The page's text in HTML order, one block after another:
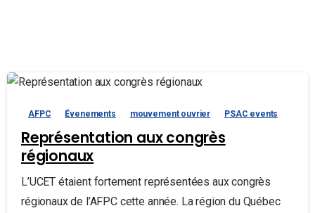
AFPC Évenements mouvement ouvrier PSAC events
Représentation aux congrès
régionaux
L’UCET étaient fortement représentées aux congrès
régionaux de l’AFPC cette année. La région du Québec